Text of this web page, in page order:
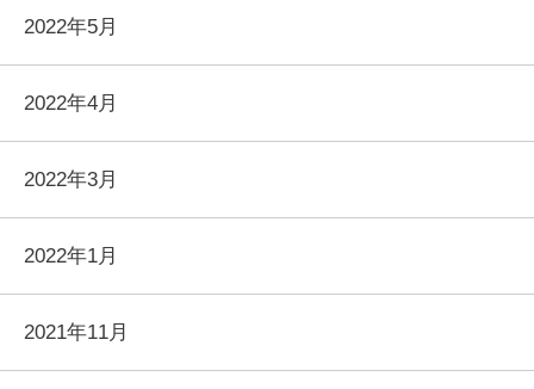
2022年5月
2022年4月
2022年3月
2022年1月
2021年11月